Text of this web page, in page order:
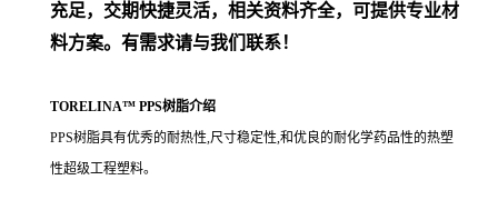
充足，交期快捷灵活，相关资料齐全，可提供专业材
料方案。有需求请与我们联系！
TORELINA™ PPS树脂介绍
PPS树脂具有优秀的耐热性,尺寸稳定性,和优良的耐化学药品性的热塑
性超级工程塑料。